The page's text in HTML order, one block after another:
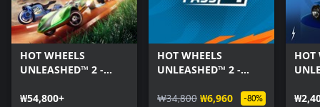
HOT WHEELS
UNLEASHED™ 2 -
₩54,800+
HOT WHEELS
UNLEASHED™ 2 -
₩34,800 ₩6,960 -80%
HOT